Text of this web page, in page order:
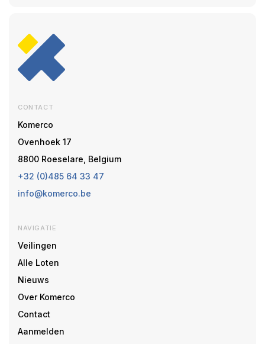
CONTACT
Komerco
Ovenhoek 17
8800 Roeselare, Belgium
+32 (0)485 64 33 47
info@komerco.be
NAVIGATIE
Veilingen
Alle Loten
Nieuws
Over Komerco
Contact
Aanmelden